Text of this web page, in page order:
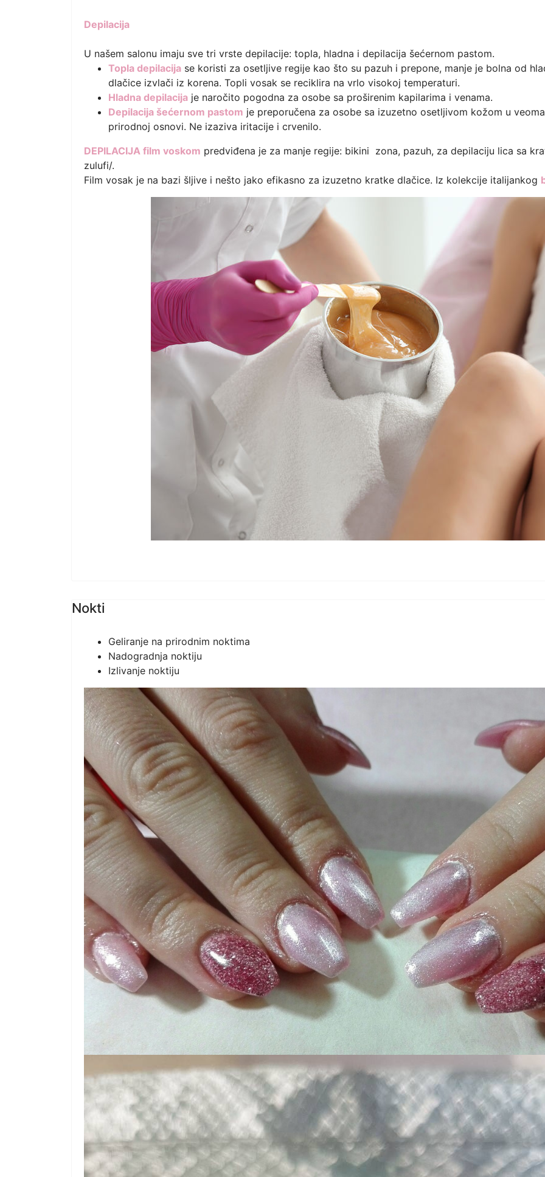
Depilacija
U našem salonu imaju sve tri vrste depilacije: topla, hladna i depilacija šećernom pastom.
Topla depilacija se koristi za osetljive regije kao što su pazuh i prepone, manje je bolna od
dlačice izvlači iz korena. Topli vosak se reciklira na vrlo visokoj temperaturi.
Hladna depilacija je naročito pogodna za osobe sa proširenim kapilarima i venama.
Depilacija šećernom pastom je preporučena za osobe sa izuzetno osetljivom kožom u
prirodnoj osnovi. Ne izaziva iritacije i crvenilo.
DEPILACIJA film voskom predviđena je za manje regije: bikini zona, pazuh, za depilaciju lica sa
zulufi/.
Film vosak je na bazi šljive i nešto jako efikasno za izuzetno kratke dlačice. Iz kolekcije italijankog
Nokti
Geliranje na prirodnim noktima
Nadogradnja noktiju
Izlivanje noktiju